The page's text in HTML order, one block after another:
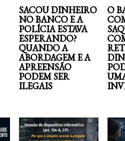
SACOU DINHEIRO
NO BANCO E A
POLÍCIA ESTAVA
ESPERANDO?
QUANDO A
ABORDAGEM E A
APREENSÃO
PODEM SER
ILEGAIS
O